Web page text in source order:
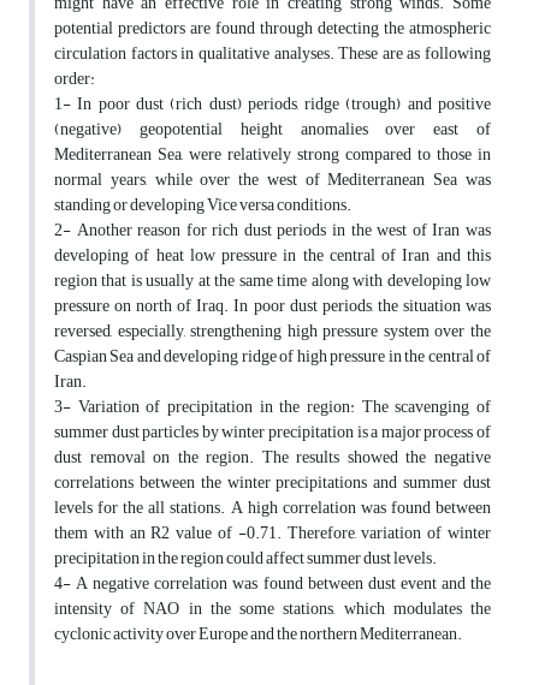
potential predictors are found through detecting the atmospheric
circulation factors in qualitative analyses. These are as following
order:
1- In poor dust (rich dust) periods, ridge (trough) and positive
(negative) geopotential height anomalies over east of
Mediterranean Sea, were relatively strong compared to those in
normal years, while over the west of Mediterranean Sea was
standing or developing Vice versa conditions.
2- Another reason for rich dust periods in the west of Iran was
developing of heat low pressure in the central of Iran and this
region that is usually at the same time along with developing low
pressure on north of Iraq. In poor dust periods, the situation was
reversed, especially, strengthening high pressure system over the
Caspian Sea and developing ridge of high pressure in the central of
Iran.
3- Variation of precipitation in the region: The scavenging of
summer dust particles by winter precipitation is a major process of
dust removal on the region. The results showed the negative
correlations between the winter precipitations and summer dust
levels for the all stations. A high correlation was found between
them with an R2 value of -0.71. Therefore, variation of winter
precipitation in the region could affect summer dust levels.
4- A negative correlation was found between dust event and the
intensity of NAO in the some stations, which modulates the
cyclonic activity over Europe and the northern Mediterranean.